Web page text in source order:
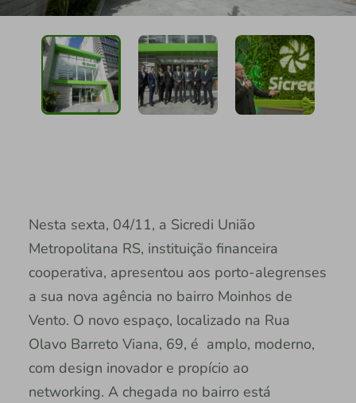
Nesta sexta, 04/11, a Sicredi União
Metropolitana RS, instituição financeira
cooperativa, apresentou aos porto-alegrenses
a sua nova agência no bairro Moinhos de
Vento. O novo espaço, localizado na Rua
Olavo Barreto Viana, 69, é amplo, moderno,
com design inovador e propício ao
networking. A chegada no bairro está